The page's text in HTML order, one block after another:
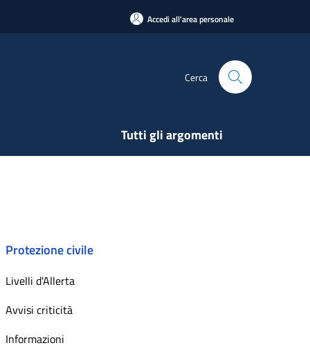
Accedi all'area personale
Cerca
Tutti gli argomenti
Protezione civile
Livelli d'Allerta
Avvisi criticità
Informazioni